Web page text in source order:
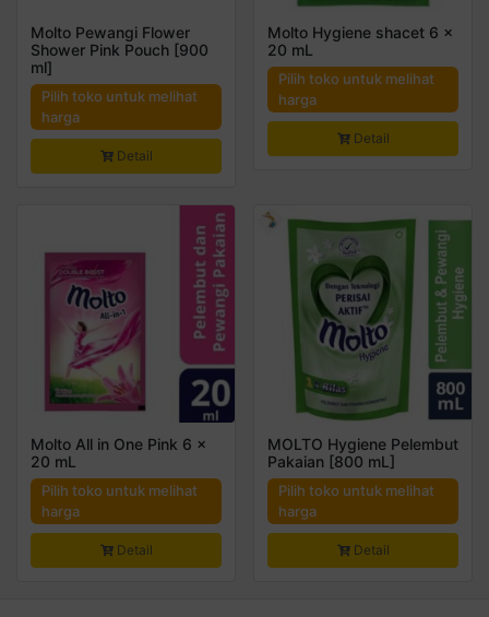
Molto Pewangi Flower
Shower Pink Pouch [900
ml]
Pilih toko untuk melihat
harga
Detail
Molto Hygiene shacet 6 x
20 mL
Pilih toko untuk melihat
harga
Detail
Molto All in One Pink 6 x
20 mL
Pilih toko untuk melihat
harga
Detail
MOLTO Hygiene Pelembut
Pakaian [800 mL]
Pilih toko untuk melihat
harga
Detail